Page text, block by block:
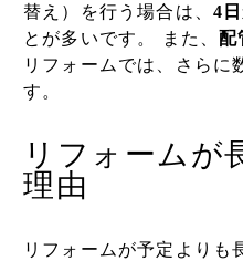
替え）を行う場合は、 4
とが多いです。 また、配
リフォームでは、さらに
す。
リフォームが
理由
リフォームが予定よりも